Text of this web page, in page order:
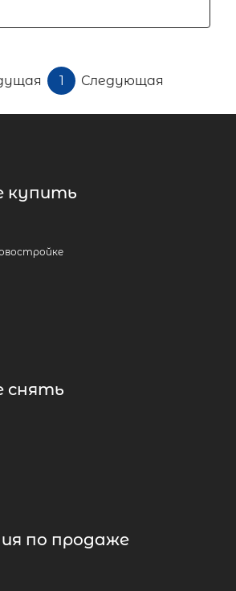
1 Следующая
купить
снять
по продаже